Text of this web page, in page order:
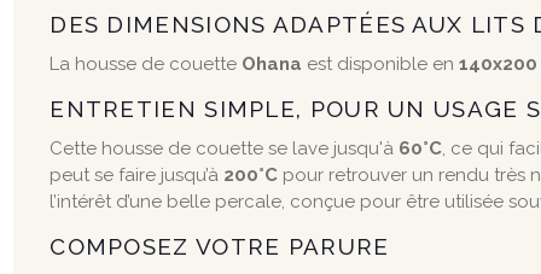
DES DIMENSIONS ADAPTÉES AUX LITS
La housse de couette Ohana est disponible en
ENTRETIEN SIMPLE, POUR UN USAGE
Cette housse de couette se lave jusqu'à 60°C, ce qui
peut se faire jusqu’à 200°C pour retrouver un rendu très
l’intérêt d’une belle percale, conçue pour être utilisée
COMPOSEZ VOTRE PARURE